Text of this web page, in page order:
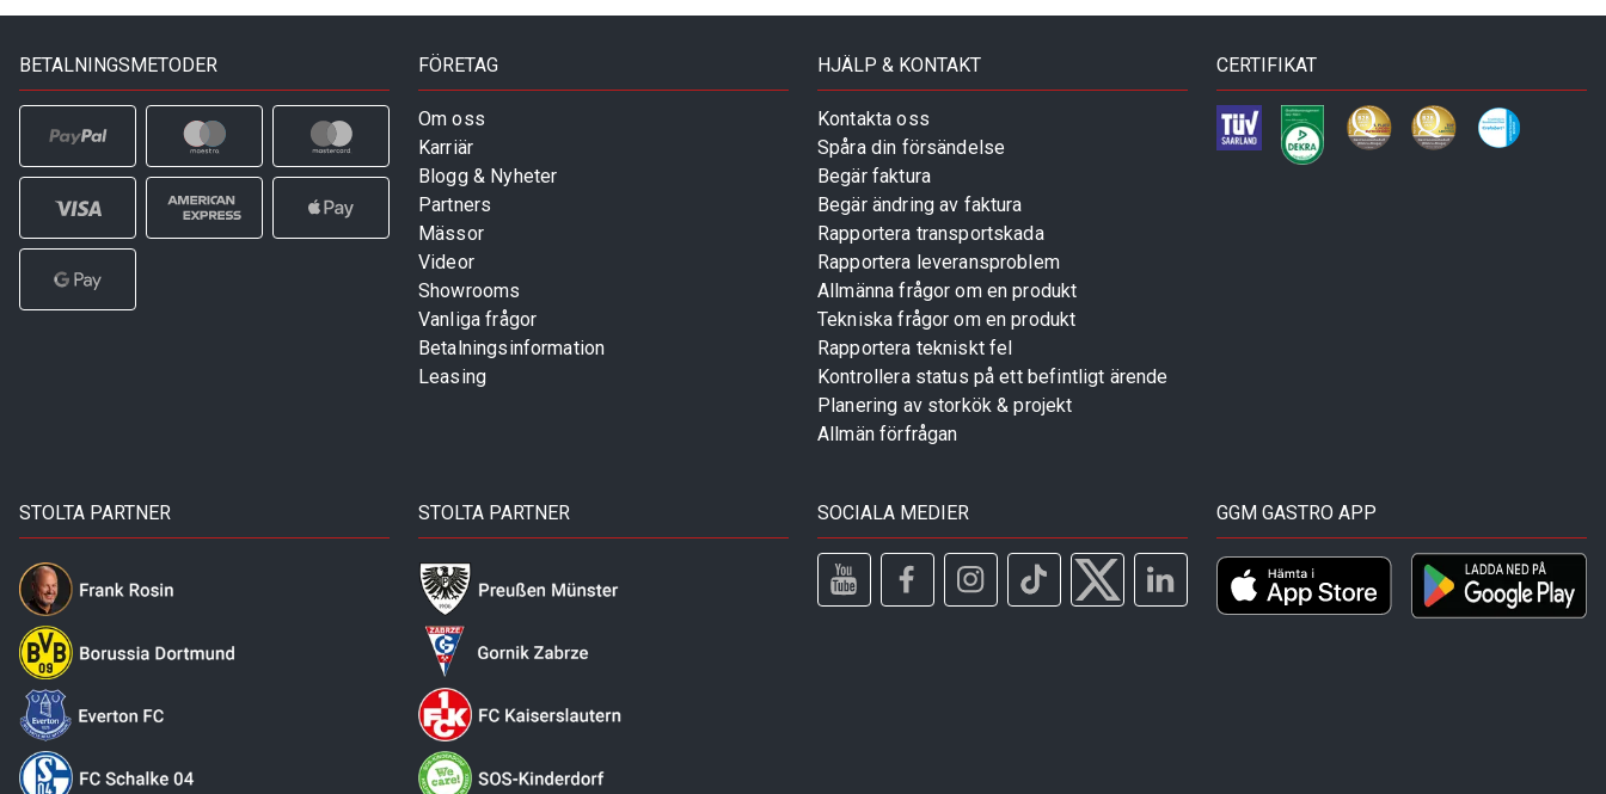
BETALNINGSMETODER FÖRETAG
Om oss
Karriär
Blogg & Nyheter
Partners
Mässor
Videor
Showrooms
Vanliga frågor
Betalningsinformation
Leasing
HJÄLP & KONTAKT
Kontakta oss
Spåra din försändelse
Begär faktura
Begär ändring av faktura
Rapportera transportskada
Rapportera leveransproblem
Allmänna frågor om en produkt
Tekniska frågor om en produkt
Rapportera tekniskt fel
Kontrollera status på ett befintligt ärende
Planering av storkök & projekt
Allmän förfrågan
CERTIFIKAT
STOLTA PARTNER STOLTA PARTNER SOCIALA MEDIER GGM GASTRO APP